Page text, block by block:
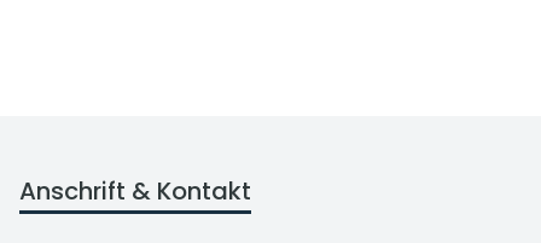
Anschrift & Kontakt